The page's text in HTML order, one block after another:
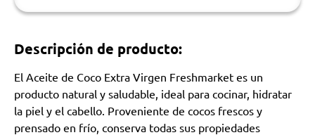
Descripción de producto:
El Aceite de Coco Extra Virgen Freshmarket es un
producto natural y saludable, ideal para cocinar, hidratar
la piel y el cabello. Proveniente de cocos frescos y
prensado en frío, conserva todas sus propiedades